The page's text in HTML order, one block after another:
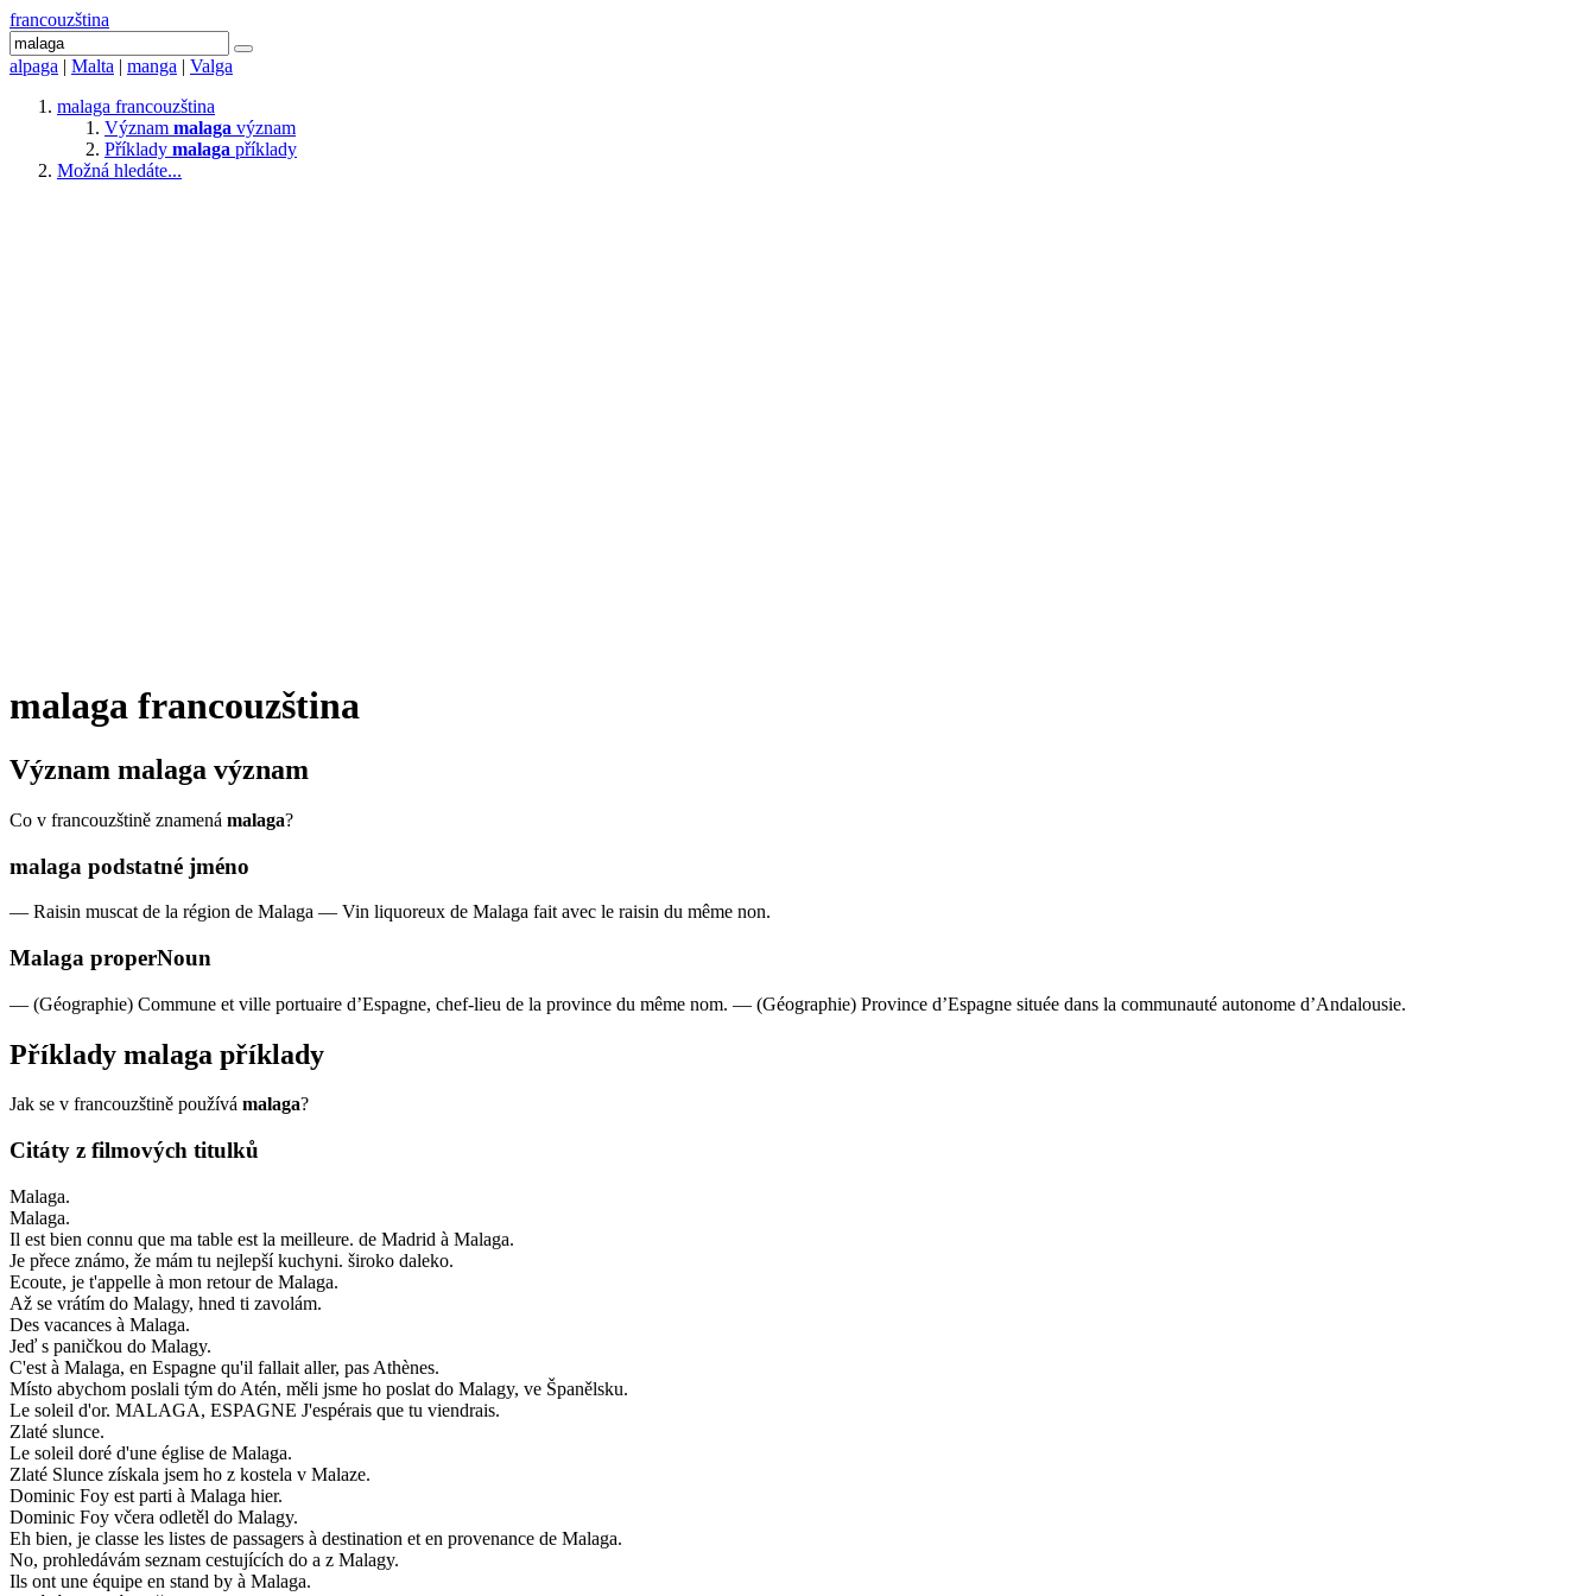
francouzština
alpaga | Malta | manga | Valga
malaga francouzština
Význam malaga význam
Příklady malaga příklady
Možná hledáte...
malaga francouzština
Význam malaga význam
Co v francouzštině znamená malaga?
malaga podstatné jméno
— Raisin muscat de la région de Malaga — Vin liquoreux de Malaga fait avec le raisin du même non.
Malaga properNoun
— (Géographie) Commune et ville portuaire d’Espagne, chef-lieu de la province du même nom. — (Géographie) Province d’Espagne située dans la communauté autonome d’Andalousie.
Příklady malaga příklady
Jak se v francouzštině používá malaga?
Citáty z filmových titulků
Malaga.
Malaga.
Il est bien connu que ma table est la meilleure. de Madrid à Malaga.
Je přece známo, že mám tu nejlepší kuchyni. široko daleko.
Ecoute, je t'appelle à mon retour de Malaga.
Až se vrátím do Malagy, hned ti zavolám.
Des vacances à Malaga.
Jeď s paničkou do Malagy.
C'est à Malaga, en Espagne qu'il fallait aller, pas Athènes.
Místo abychom poslali tým do Atén, měli jsme ho poslat do Malagy, ve Španělsku.
Le soleil d'or. MALAGA, ESPAGNE J'espérais que tu viendrais.
Zlaté slunce.
Le soleil doré d'une église de Malaga.
Zlaté Slunce získala jsem ho z kostela v Malaze.
Dominic Foy est parti à Malaga hier.
Dominic Foy včera odletěl do Malagy.
Eh bien, je classe les listes de passagers à destination et en provenance de Malaga.
No, prohledávám seznam cestujících do a z Malagy.
Ils ont une équipe en stand by à Malaga.